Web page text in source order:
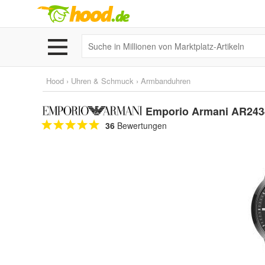
Hood › Uhren & Schmuck › Armbanduhren
Emporio Armani
36 Bewertungen